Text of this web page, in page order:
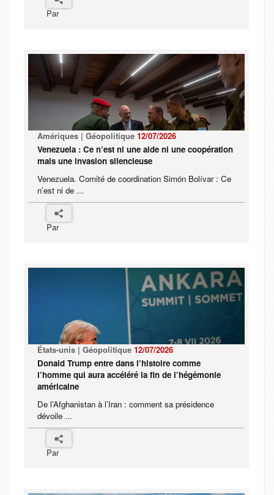
Par
Amériques | Géopolitique 12/07/2026
Venezuela : Ce n’est ni une aide ni une coopération
mais une invasion silencieuse
Venezuela. Comité de coordination Simón Bolívar : Ce
n’est ni de ...
Par
États-unis | Géopolitique 12/07/2026
Donald Trump entre dans l’histoire comme
l’homme qui aura accéléré la fin de l’hégémonie
américaine
De l’Afghanistan à l’Iran : comment sa présidence
dévoile ...
Par